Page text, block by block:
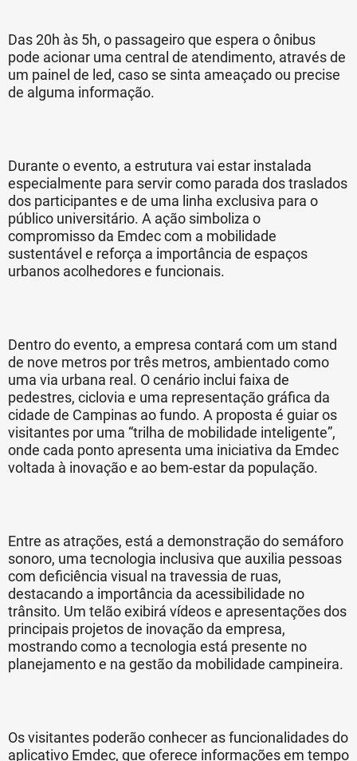
Das 20h às 5h, o passageiro que espera o ônibus
pode acionar uma central de atendimento, através de
um painel de led, caso se sinta ameaçado ou precise
de alguma informação.
Durante o evento, a estrutura vai estar instalada
especialmente para servir como parada dos traslados
dos participantes e de uma linha exclusiva para o
público universitário. A ação simboliza o
compromisso da Emdec com a mobilidade
sustentável e reforça a importância de espaços
urbanos acolhedores e funcionais.
Dentro do evento, a empresa contará com um stand
de nove metros por três metros, ambientado como
uma via urbana real. O cenário inclui faixa de
pedestres, ciclovia e uma representação gráfica da
cidade de Campinas ao fundo. A proposta é guiar os
visitantes por uma “trilha de mobilidade inteligente”,
onde cada ponto apresenta uma iniciativa da Emdec
voltada à inovação e ao bem-estar da população.
Entre as atrações, está a demonstração do semáforo
sonoro, uma tecnologia inclusiva que auxilia pessoas
com deficiência visual na travessia de ruas,
destacando a importância da acessibilidade no
trânsito. Um telão exibirá vídeos e apresentações dos
principais projetos de inovação da empresa,
mostrando como a tecnologia está presente no
planejamento e na gestão da mobilidade campineira.
Os visitantes poderão conhecer as funcionalidades do
aplicativo Emdec, que oferece informações em tempo